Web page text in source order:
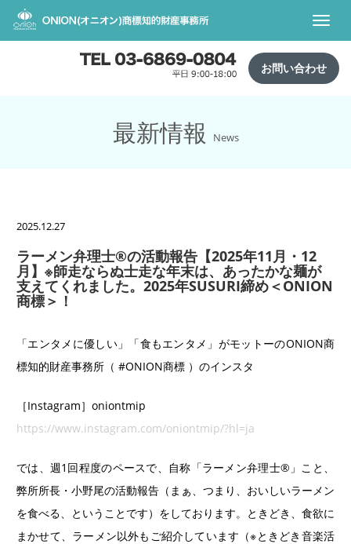
お問い合わせ
最新情報 News
2025.12.27
ラーメン弁理士®️の活動報告【2025年11月・12
月】※師走ならぬ士走な年末は、あったかな麺が
支えてくれました。2025年SUSURI締め＜ONION
商標＞！
「エンタメに優しい」「食もエンタメ」がモットーのONION商
標知的財産事務所（ #ONION商標 ）のインスタ
［Instagram］oniontmip
https://www.instagram.com/oniontmip/?hl=ja
では、週1回程度のペースで、自称「ラーメン弁理士®️」こと、
弊所所長・小野尾の活動報告（まぁ、つまり、おいしいラーメン
を食べる、ということです）をしております。ときどき、食欲に
まかせて、ラーメン以外もご紹介しています（※ときどき音楽活